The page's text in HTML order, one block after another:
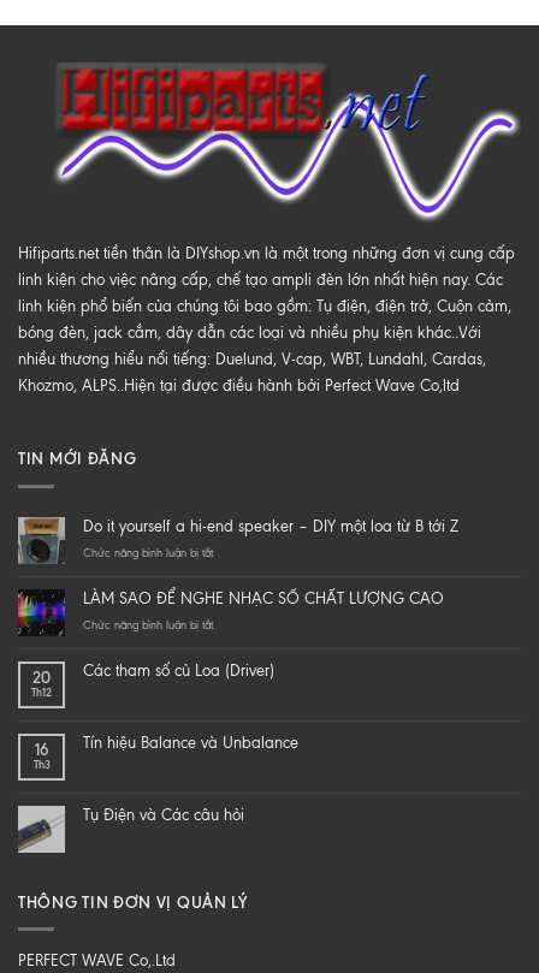
Hifiparts.net tiền thân là DIYshop.vn là một trong những đơn vị cung cấp
linh kiện cho việc nâng cấp, chế tạo ampli đèn lớn nhất hiện nay. Các
linh kiện phổ biến của chúng tôi bao gồm: Tụ điện, điện trở, Cuộn cảm,
bóng đèn, jack cắm, dây dẫn các loại và nhiều phụ kiện khác..Với
nhiều thương hiểu nổi tiếng: Duelund, V-cap, WBT, Lundahl, Cardas,
Khozmo, ALPS..Hiện tại được điều hành bởi Perfect Wave Co,ltd
TIN MỚI ĐĂNG
Do it yourself a hi-end speaker – DIY một loa từ B tới Z
Chức năng bình luận bị tắtở
yourself
a
speaker
loa
Z
LÀM SAO ĐỂ NGHE NHẠC SỐ CHẤT LƯỢNG CAO
Chức năng bình luận bị tắtở
ĐỂ
CHẤT
20
Th12
Các tham số củ Loa (Driver)
16
Th3
Tín hiệu Balance và Unbalance
Tụ Điện và Các câu hỏi
THÔNG TIN ĐƠN VỊ QUẢN LÝ
PERFECT WAVE Co,.Ltd